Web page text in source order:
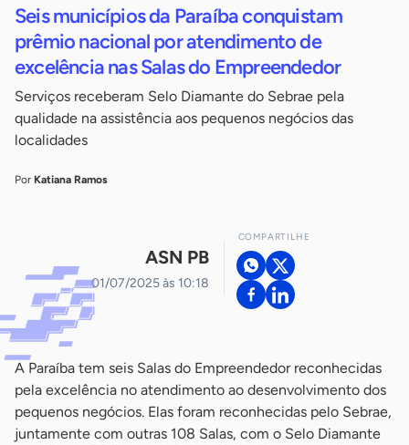
Seis municípios da Paraíba conquistam
prêmio nacional por atendimento de
excelência nas Salas do Empreendedor
Serviços receberam Selo Diamante do Sebrae pela
qualidade na assistência aos pequenos negócios das
localidades
Por Katiana Ramos
ASN PB
01/07/2025 às 10:18
COMPARTILHE
A Paraíba tem seis Salas do Empreendedor reconhecidas
pela excelência no atendimento ao desenvolvimento dos
pequenos negócios. Elas foram reconhecidas pelo Sebrae,
juntamente com outras 108 Salas, com o Selo Diamante